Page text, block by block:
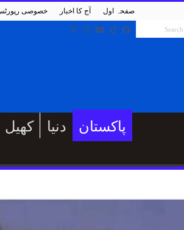
خصوصی آج کا اخبار صفحہ اول
کھیل دنیا
پاکستان